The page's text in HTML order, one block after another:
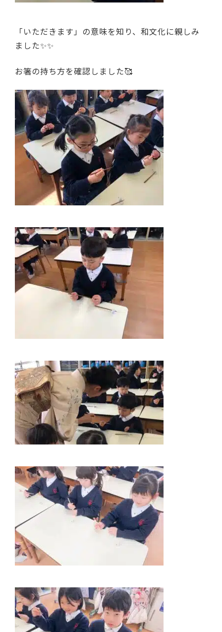
「いただきます」の意味を知り、和文化に親しみ
ました✨✨
お箸の持ち方を確認しました🥰